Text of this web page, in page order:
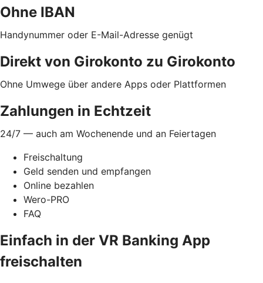
Ohne IBAN
Handynummer oder E-Mail-Adresse genügt
Direkt von Girokonto zu Girokonto
Ohne Umwege über andere Apps oder Plattformen
Zahlungen in Echtzeit
24/7 — auch am Wochenende und an Feiertagen
Freischaltung
Geld senden und empfangen
Online bezahlen
Wero-PRO
FAQ
Einfach in der VR Banking App
freischalten